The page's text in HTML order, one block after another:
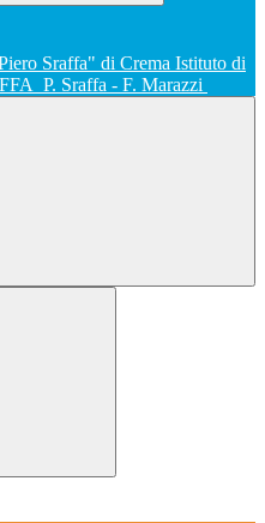
Istituto di
P. Sraffa - F. Marazzi